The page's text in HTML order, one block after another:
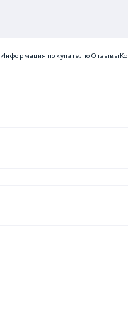
Информация покупателюОтзывы